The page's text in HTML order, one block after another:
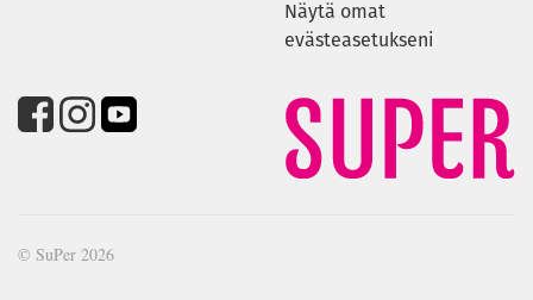
Näytä omat
evästeasetukseni
© SuPer 2026